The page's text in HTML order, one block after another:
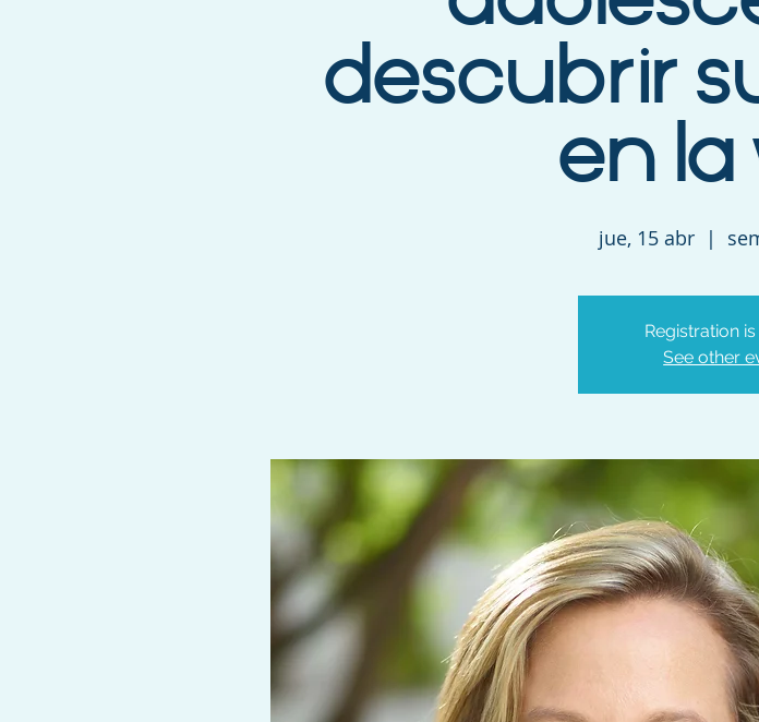
descubrir
en la
jue, 15 abr
  |
Registration
See other